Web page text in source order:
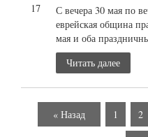
17
С вечера 30 мая по
еврейская община
мая и оба
Читать далее
« Назад 1 2